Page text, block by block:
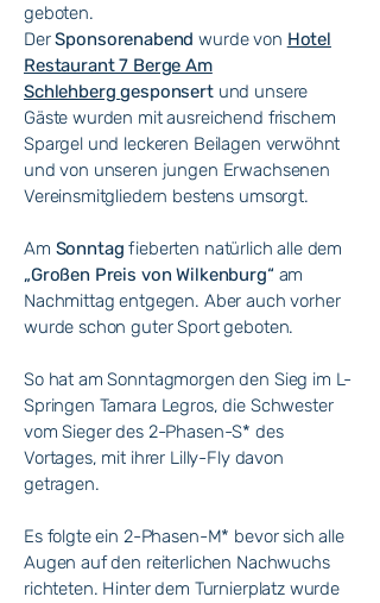
geboten.
DerSponsorenabend wurde von Hotel
Restaurant 7 Berge Am
Schlehberggesponsertund unsere
Gäste wurden mit ausreichend frischem
Spargel und leckeren Beilagen verwöhnt
und von unseren jungen Erwachsenen
Vereinsmitgliedern bestens umsorgt.
Am Sonntag fieberten natürlich alle dem
„Großen Preis von Wilkenburg“ am
Nachmittag entgegen. Aber auch vorher
wurde schon guter Sport geboten.
So hat am Sonntagmorgen den Sieg im L-
Springen Tamara Legros, die Schwester
vom Sieger des 2-Phasen-S* des
Vortages, mit ihrer Lilly-Fly davon
getragen.
Es folgte ein 2-Phasen-M* bevor sich alle
Augen auf den reiterlichen Nachwuchs
richteten. Hinter dem Turnierplatz wurde